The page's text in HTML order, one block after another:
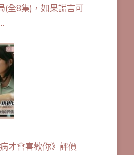
(全8集)，如果謊言可
才會喜歡你》評價